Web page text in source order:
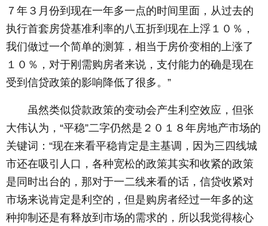
７年３月份到现在一年多一点的时间里面，从过去的
执行首套房贷基准利率的八五折到现在上浮１０％，
我们做过一个简单的测算，相当于房价变相的上涨了
１０％，对于刚需购房者来说，支付能力的确是现在
受到信贷政策的影响降低了很多。”
虽然类似贷款政策的变动会产生利空效应，但张
大伟认为，“平稳”二字仍然是２０１８年房地产市场的
关键词：“现在来看平稳肯定是主基调，因为三四线城
市还在吸引人口，各种宽松的政策其实和收紧的政策
是同时出台的，那对于一二线来看的话，信贷收紧对
市场来说肯定是利空的，但是购房者经过一年多的这
种抑制还是有释放到市场的需求的，所以我觉得核心